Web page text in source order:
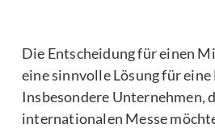
Die Entscheidung für einen
eine sinnvolle Lösung für
Insbesondere Unternehmen,
internationalen Messe